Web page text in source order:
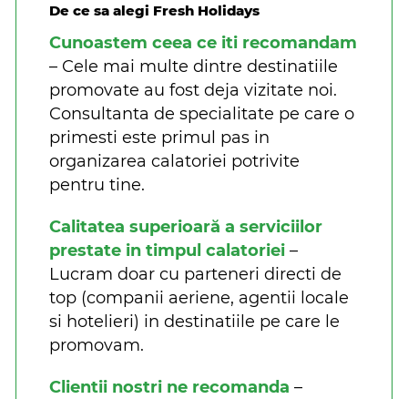
De ce sa alegi Fresh Holidays
Cunoastem ceea ce iti recomandam
– Cele mai multe dintre destinatiile
promovate au fost deja vizitate noi.
Consultanta de specialitate pe care o
primesti este primul pas in
organizarea calatoriei potrivite
pentru tine.
Calitatea superioară a serviciilor
prestate in timpul calatoriei –
Lucram doar cu parteneri directi de
top (companii aeriene, agentii locale
si hotelieri) in destinatiile pe care le
promovam.
Clientii nostri ne recomanda –